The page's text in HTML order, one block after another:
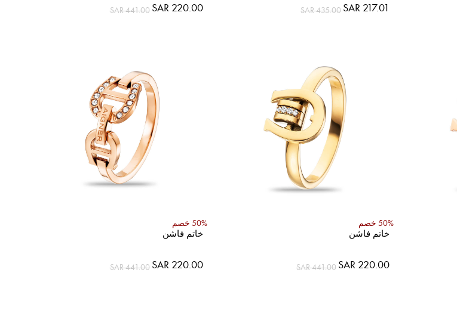
SAR 217.01
SAR 435.00
SAR 220.00
SAR 441.00
50% خصم
خاتم فاشن
SAR 220.00
SAR 441.00
50% خصم
خاتم فاشن
SAR 220.00
SAR 441.00